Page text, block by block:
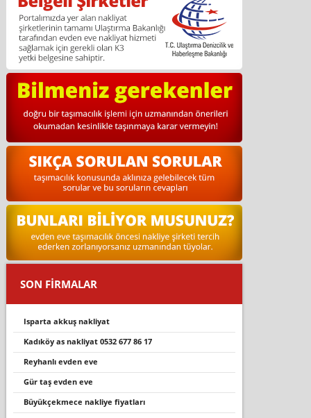
SON FİRMALAR
isparta akkuş nakliyat
kadiköy as nakli̇yat 0532 677 86 17
reyhanli evden eve
gür taş evden eve
büyükçekmece nakliye fiyatları